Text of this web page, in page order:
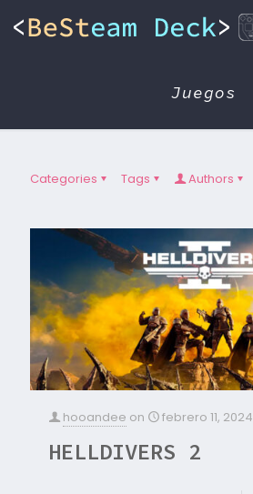
Juegos
Categories Tags Authors
hooandee on febrero 11, 2024
HELLDIVERS 2